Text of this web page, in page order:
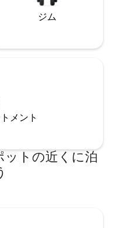
ジム
メント
ットの近くに泊